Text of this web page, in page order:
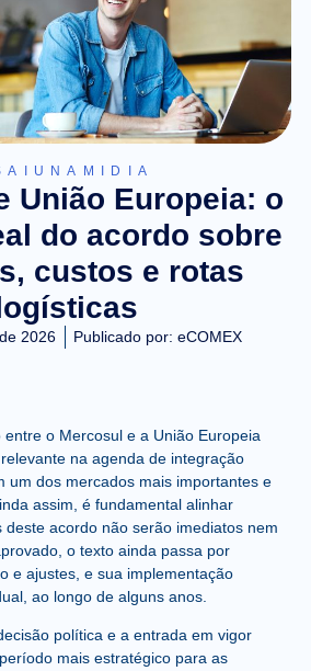
União Europeia: o
do acordo sobre
custos e rotas
2026 Publicado por: eCOMEX
o Mercosul e a União Europeia
na agenda de integração
um dos mercados mais importantes e
assim, é fundamental alinhar
deste acordo não serão imediatos nem
o texto ainda passa por
e ajustes, e sua implementação
ao longo de alguns anos.
política e a entrada em vigor
mais estratégico para as